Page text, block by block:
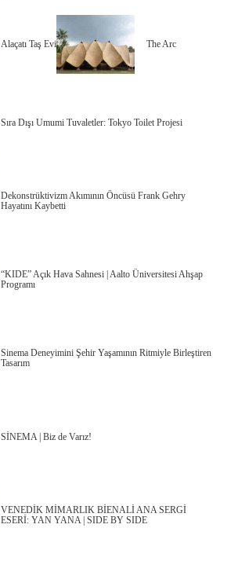
Alaçatı Taş Evi The Arc
Sıra Dışı Umumi Tuvaletler: Tokyo Toilet Projesi
Dekonstrüktivizm Akımının Öncüsü Frank Gehry
Hayatını Kaybetti
“KIDE” Açık Hava Sahnesi | Aalto Üniversitesi Ahşap
Programı
Sinema Deneyimini Şehir Yaşamının Ritmiyle Birleştiren
Tasarım
SİNEMA | Biz de Varız!
VENEDİK MİMARLIK BİENALİ ANA SERGİ
ESERİ: YAN YANA | SIDE BY SIDE